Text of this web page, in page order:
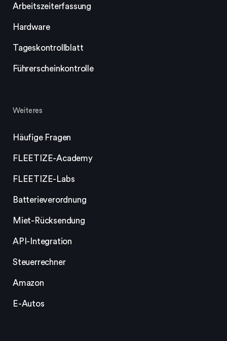
Arbeitszeiterfassung
Hardware
Tageskontrollblatt
Führerscheinkontrolle
Weiteres
Häufige Fragen
FLEETIZE-Academy
FLEETIZE-Labs
Batterieverordnung
Miet-Rücksendung
API-Integration
Steuerrechner
Amazon
E-Autos